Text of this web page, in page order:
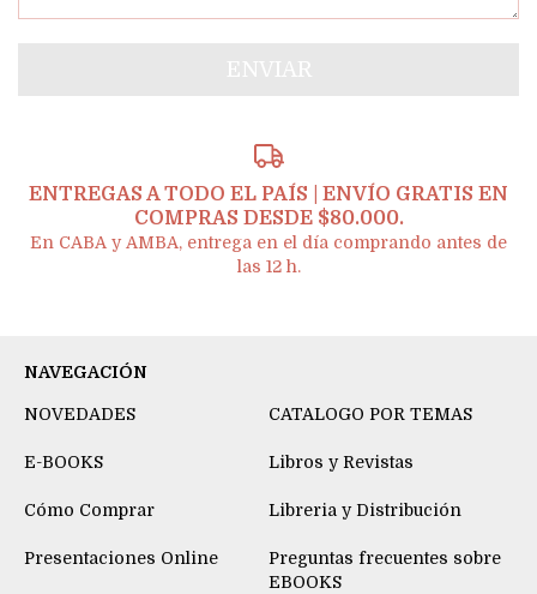
ENTREGAS A TODO EL PAÍS | ENVÍO GRATIS EN
COMPRAS DESDE $80.000.
En CABA y AMBA, entrega en el día comprando antes de
las 12 h.
NAVEGACIÓN
NOVEDADES CATALOGO POR TEMAS
E-BOOKS Libros y Revistas
Cómo Comprar Libreria y Distribución
Presentaciones Online
Preguntas frecuentes sobre
EBOOKS